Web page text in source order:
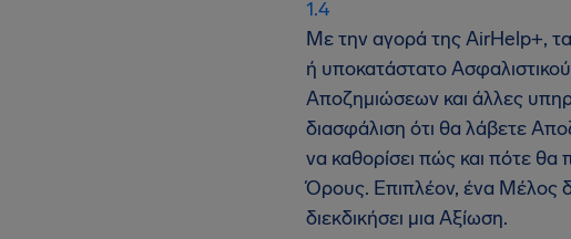
Με την αγορά της AirHelp+,
ή υποκατάστατο
Αποζημιώσεων και άλλες
διασφάλιση ότι θα λάβετε
να καθορίσει πώς και πότε
Όρους. Επιπλέον, ένα Μέλος
διεκδικήσει μια Αξίωση.